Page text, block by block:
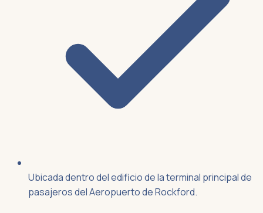
Ubicada dentro del edificio de la terminal principal de
pasajeros del Aeropuerto de Rockford.